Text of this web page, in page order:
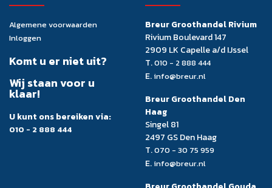
Algemene voorwaarden
Inloggen
Komt u er niet uit?
Wij staan voor u
klaar!
U kunt ons bereiken via:
010 - 2 888 444
Breur Groothandel Rivium
Rivium Boulevard 147
2909 LK Capelle a/d IJssel
T.010 - 2 888 444
E. info@breur.nl
Breur Groothandel Den
Haag
Singel 81
2497 GS Den Haag
T.070 - 30 75 959
E. info@breur.nl